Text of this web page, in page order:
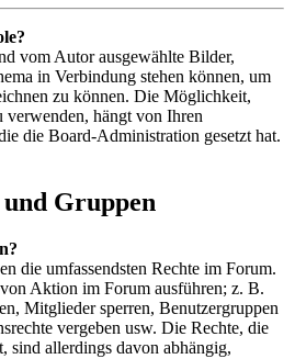
vom Autor ausgewählte Bilder,
in Verbindung stehen können, um
zu können. Die Möglichkeit,
verwenden, hängt von Ihren
die Board-Administration gesetzt hat.
Gruppen
die umfassendsten Rechte im Forum.
Aktion im Forum ausführen; z. B.
Mitglieder sperren, Benutzergruppen
vergeben usw. Die Rechte, die
sind allerdings davon abhängig,